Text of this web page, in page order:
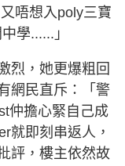
唔想入poly三寶
學......」
烈，她更爆粗回
網民直斥：「警
仲擔心緊自己成
就即刻串返人，
評，樓主依然故